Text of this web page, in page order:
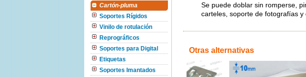
Cartón-pluma
Soportes Rígidos
Vinilo de rotulación
Reprográficos
Soportes para Digital
Etiquetas
Soportes Imantados
Se puede doblar sin romperse,
carteles, soporte de fotografías y
Otras alternativas